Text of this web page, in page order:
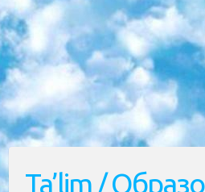
Ta’lim /